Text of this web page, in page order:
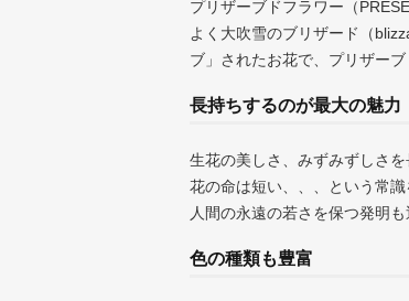
プリザーブドフラワー（
よく大吹雪のブリザード（
ブ」されたお花で、プリザーブ
長持ちするのが最大の魅力
生花の美しさ、みずみずしさ
花の命は短い、、、という常
人間の永遠の若さを保つ発明も
色の種類も豊富